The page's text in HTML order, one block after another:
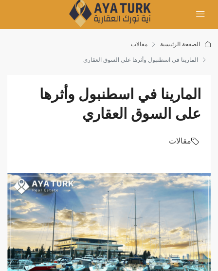
الصفحة الرئيسية مقالات
المارينا في اسطنبول وأثرها على السوق العقاري
المارينا في اسطنبول وأثرها
على السوق العقاري
مقالات